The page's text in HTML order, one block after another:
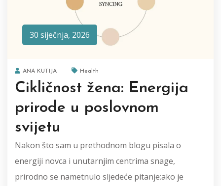
30 siječnja, 2026
ANA KUTIJA Health
Cikličnost žena: Energija
prirode u poslovnom
svijetu
Nakon što sam u prethodnom blogu pisala o
energiji novca i unutarnjim centrima snage,
prirodno se nametnulo sljedeće pitanje:ako je